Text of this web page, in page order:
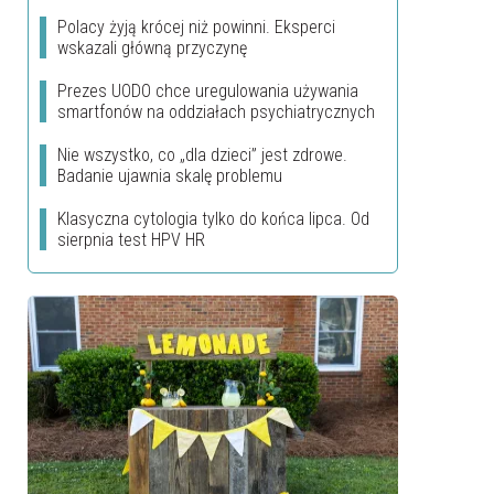
Polacy żyją krócej niż powinni. Eksperci
wskazali główną przyczynę
Prezes UODO chce uregulowania używania
smartfonów na oddziałach psychiatrycznych
Nie wszystko, co „dla dzieci” jest zdrowe.
Badanie ujawnia skalę problemu
Klasyczna cytologia tylko do końca lipca. Od
sierpnia test HPV HR